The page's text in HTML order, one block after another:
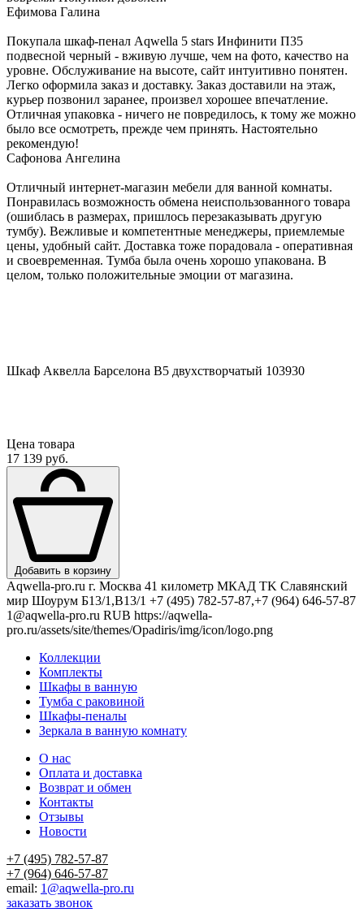
Ефимова Галина
Покупала шкаф-пенал Aqwella 5 stars Инфинити П35
подвесной черный - вживую лучше, чем на фото, качество на
уровне. Обслуживание на высоте, сайт интуитивно понятен.
Легко оформила заказ и доставку. Заказ доставили на этаж,
курьер позвонил заранее, произвел хорошее впечатление.
Отличная упаковка - ничего не повредилось, к тому же можно
было все осмотреть, прежде чем принять. Настоятельно
рекомендую!
Сафонова Ангелина
Отличный интернет-магазин мебели для ванной комнаты.
Понравилась возможность обмена неиспользованного товара
(ошиблась в размерах, пришлось перезаказывать другую
тумбу). Вежливые и компетентные менеджеры, приемлемые
цены, удобный сайт. Доставка тоже порадовала - оперативная
и своевременная. Тумба была очень хорошо упакована. В
целом, только положительные эмоции от магазина.
Шкаф Аквелла Барселона В5 двухстворчатый 103930
Цена товара
17 139 руб.
Добавить в корзину
Aqwella-pro.ru г. Москва 41 километр МКАД TK Славянский
мир Шоурум Б13/1,В13/1 +7 (495) 782-57-87,+7 (964) 646-57-87
1@aqwella-pro.ru RUB https://aqwella-
pro.ru/assets/site/themes/Opadiris/img/icon/logo.png
Коллекции
Комплекты
Шкафы в ванную
Тумба с раковиной
Шкафы-пеналы
Зеркала в ванную комнату
О нас
Оплата и доставка
Возврат и обмен
Контакты
Отзывы
Новости
+7 (495) 782-57-87
+7 (964) 646-57-87
email: 1@aqwella-pro.ru
заказать звонок